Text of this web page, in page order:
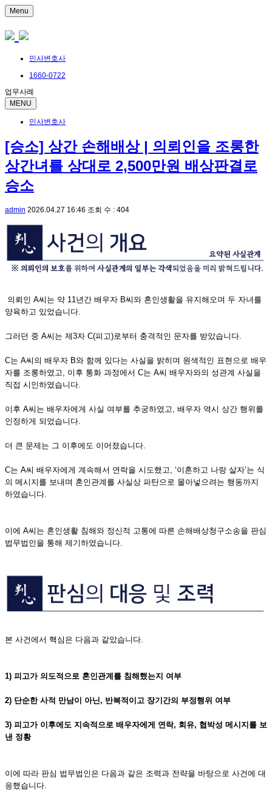
Menu
민사변호사
1660-0722
업무사례
MENU
민사변호사
[승소] 상간 손해배상 | 의뢰인을 조롱한
상간녀를 상대로 2,500만원 배상판결로
승소
admin 2026.04.27 16:46 조회 수 : 404
의뢰인 A씨는 약 11년간 배우자 B씨와 혼인생활을 유지해오며 두 자녀를
양육하고 있었습니다.
그러던 중 A씨는 제3자 C(피고)로부터 충격적인 문자를 받았습니다.
C는 A씨의 배우자 B와 함께 있다는 사실을 밝히며 원색적인 표현으로 배우
자를 조롱하였고, 이후 통화 과정에서 C는 A씨 배우자와의 성관계 사실을
직접 시인하였습니다.
이후 A씨는 배우자에게 사실 여부를 추궁하였고, 배우자 역시 상간 행위를
인정하게 되었습니다.
더 큰 문제는 그 이후에도 이어졌습니다.
C는 A씨 배우자에게 계속해서 연락을 시도했고, ‘이혼하고 나랑 살자’는 식
의 메시지를 보내며 혼인관계를 사실상 파탄으로 몰아넣으려는 행동까지
하였습니다.
이에 A씨는 혼인생활 침해와 정신적 고통에 따른 손해배상청구소송을 판심
법무법인을 통해 제기하였습니다.
본 사건에서 핵심은 다음과 같았습니다.
1) 피고가 의도적으로 혼인관계를 침해했는지 여부
2) 단순한 사적 만남이 아닌, 반복적이고 장기간의 부정행위 여부
3) 피고가 이후에도 지속적으로 배우자에게 연락, 회유, 협박성 메시지를 보
낸 정황
이에 따라 판심 법무법인은 다음과 같은 조력과 전략을 바탕으로 사건에 대
응했습니다.